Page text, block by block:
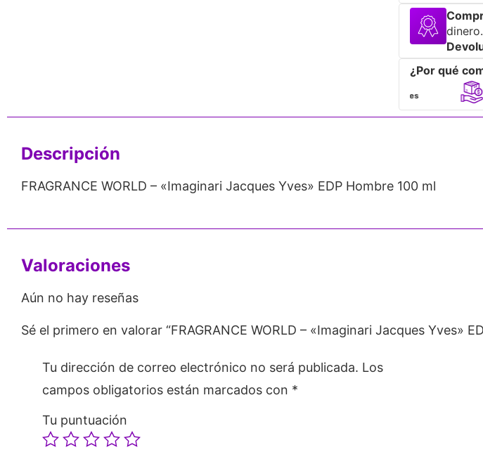
dinero.
¿Por qué
Stock
Descripción
FRAGRANCE WORLD – «Imaginari Jacques Yves» EDP Hombre 100 ml
Valoraciones
Aún no hay reseñas
Sé el primero en valorar “FRAGRANCE WORLD – «Imaginari Jacques Yves»
Tu dirección de correo electrónico no será publicada. Los
campos obligatorios están marcados con *
Tu puntuación